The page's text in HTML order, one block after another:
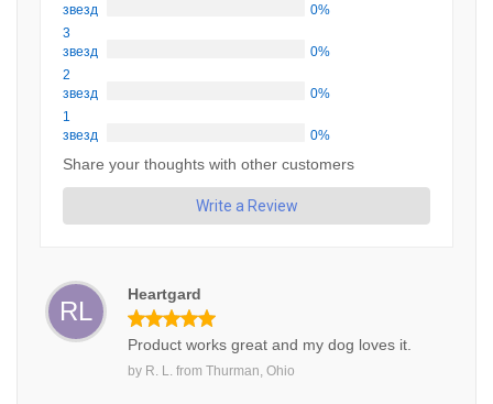
звезд
0%
3
звезд
0%
2
звезд
0%
1
звезд
0%
Share your thoughts with other customers
Write a Review
RL
Heartgard
Product works great and my dog loves it.
by R. L. from Thurman, Ohio